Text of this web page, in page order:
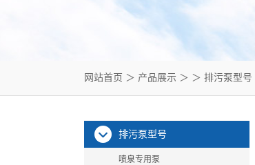
网站首页 ＞ 产品展示 ＞ ＞ 排污泵型号
排污泵型号
喷泉专用泵